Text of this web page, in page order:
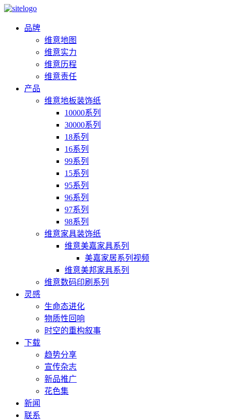
品牌
维意地图
维意实力
维意历程
维意责任
产品
维意地板装饰纸
10000系列
30000系列
18系列
16系列
99系列
15系列
95系列
96系列
97系列
98系列
维意家具装饰纸
维意美嘉家具系列
美嘉家居系列视频
维意美邦家具系列
维意数码印刷系列
灵感
生命态进化
物质性回响
时空的重构叙事
下载
趋势分享
宣传杂志
新品推广
花色集
新闻
联系